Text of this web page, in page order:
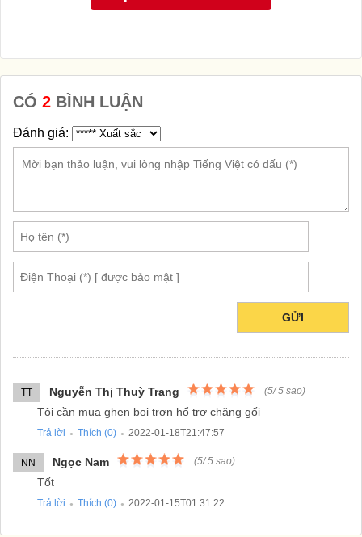
CÓ 2 BÌNH LUẬN
Đánh giá:
GỬI
TT Nguyễn Thị Thuỳ Trang (5/5 sao)
Tôi cần mua ghen boi trơn hổ trợ chăng gối
Trả lời ● Thích (0) ● 2022-01-18T21:47:57
NN Ngọc Nam (5/5 sao)
Tốt
Trả lời ● Thích (0) ● 2022-01-15T01:31:22